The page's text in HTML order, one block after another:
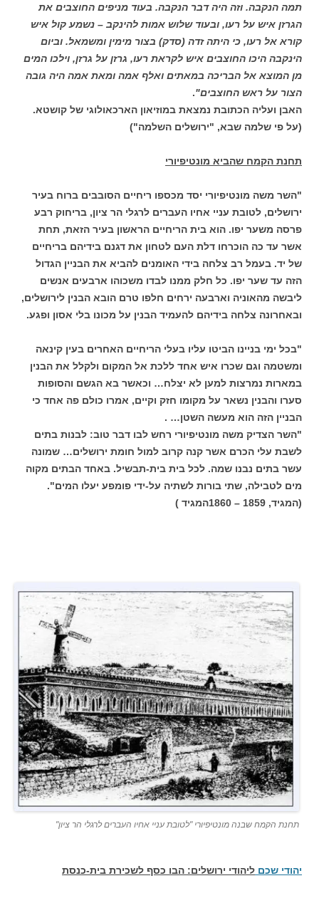
תמה הנקבה. וזה היה דבר הנקבה. בעוד מניפים החוצבים את
הגרזן איש על רעו, ובעוד שלוש אמות להינקב – נשמע קול איש
קורא אל רעו, כי היתה זדה (סדק) בצור מימין ומשמאל. וביום
הינקבה היכו החוצבים איש לקראת רעו, גרזן על גרזן, וילכו המים
מן המוצא אל הבריכה במאתים ואלף אמה ומאת אמה היה גובה
הצור על ראש החוצבים".
האבן ועליה הכתובת נמצאת במוזיאון הארכאולוגי של קושטא.
(על פי שלמה שבא, "ירושלים השלמה")
תחנת הקמח שהביא מונטיפיורי
"השר משה מונטיפיורי יסד מכספו ריחיים הסובבים ברוח בעיר
ירושלים, לטובת עניי אחיו העברים לרגלי הר ציון, בריחוק רבע
פרסה משער יפו. הוא בית הריחיים הראשון בעיר הזאת, תחת
אשר עד כה הוכרחו דלת העם לטחון את דגנם בידיהם בריחיים
של יד. בעמל רב צלחה בידי האומנים להביא את הבניין הגדול
הזה עד שער יפו. כל חלק ממנו לבדו משכוהו ארבעים אנשים
ליבשה מהאוניה וארבעה ירחים חלפו טרם הובא הבנין לירושלים,
ובאחרונה צלחה בידיהם להעמיד הבנין על מכונו בלי אסון ופגע.
"בכל ימי בניינו הביטו עליו בעלי הריחיים האחרים בעין קינאה
ומשטמה וגם שכרו איש אחד ללכת אל המקום ולקלל את הבנין
במארות נמרצות למען לא יצלח… וכאשר בא הגשם והסופות
סערו והבנין נשאר על מקומו חזק וקיים, אמרו כולם פה אחד כי
הבניין הזה הוא מעשה השטן… .
"השר הצדיק משה מונטיפיורי רחש לבו דבר טוב: לבנות בתים
לשבת עלי הכרם אשר קנה קרוב למול חומת ירושלים… שמונה
עשר בתים נבנו שמה. לכל בית בית-תבשיל. באחד הבתים מקוה
מים לטבילה, שתי בורות לשתיה על-ידי פומפע יעלו המים".
(המגיד, 1859 –
1860המגיד )
תחנת הקמח שבנה מונטיפיורי "לטובת עניי אחיו העברים לרגלי הר ציון"
יהודי שכם ליהודי ירושלים: הבו כסף לשכירת בית-כנסת